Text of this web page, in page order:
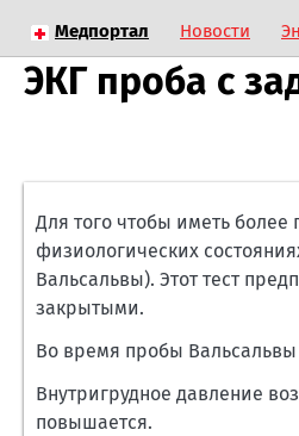
Медпортал Новости
ЭКГ проба с
Для того чтобы иметь
физиологических
Вальсальвы). Этот тест
закрытыми.
Во время пробы
Внутригрудное давление
повышается.